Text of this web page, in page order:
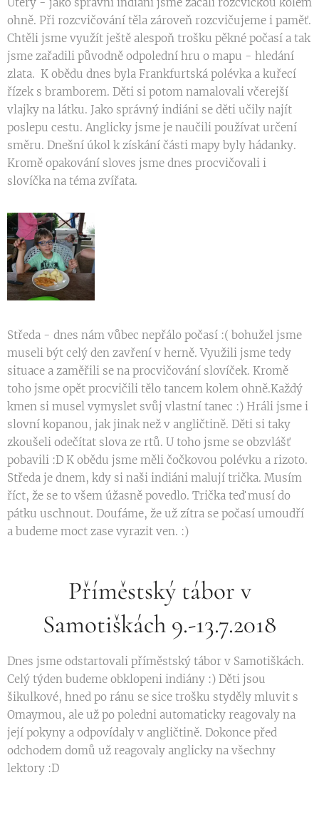
ohně. Při rozcvičování těla zároveň rozcvičujeme i paměť.
Chtěli jsme využít ještě alespoň trošku pěkné počasí a tak
jsme zařadili původně odpolední hru o mapu - hledání
zlata. K obědu dnes byla Frankfurtská polévka a kuřecí
řízek s bramborem. Děti si potom namalovali včerejší
vlajky na látku. Jako správný indiáni se děti učily najít
poslepu cestu. Anglicky jsme je naučili používat určení
směru. Dnešní úkol k získání části mapy byly hádanky.
Kromě opakování sloves jsme dnes procvičovali i
slovíčka na téma zvířata.
Středa - dnes nám vůbec nepřálo počasí :( bohužel jsme
museli být celý den zavření v herně. Využili jsme tedy
situace a zaměřili se na procvičování slovíček. Kromě
toho jsme opět procvičili tělo tancem kolem ohně.Každý
kmen si musel vymyslet svůj vlastní tanec :) Hráli jsme i
slovní kopanou, jak jinak než v angličtině. Děti si taky
zkoušeli odečítat slova ze rtů. U toho jsme se obzvlášť
pobavili :D K obědu jsme měli čočkovou polévku a rizoto.
Středa je dnem, kdy si naši indiáni malují trička. Musím
říct, že se to všem úžasně povedlo. Trička teď musí do
pátku uschnout. Doufáme, že už zítra se počasí umoudří
a budeme moct zase vyrazit ven. :)
Příměstský tábor v
Samotiškách 9.-13.7.2018
Dnes jsme odstartovali příměstský tábor v Samotiškách.
Celý týden budeme obklopeni indiány :) Děti jsou
šikulkové, hned po ránu se sice trošku styděly mluvit s
Omaymou, ale už po poledni automaticky reagovaly na
její pokyny a odpovídaly v angličtině. Dokonce před
odchodem domů už reagovaly anglicky na všechny
lektory :D